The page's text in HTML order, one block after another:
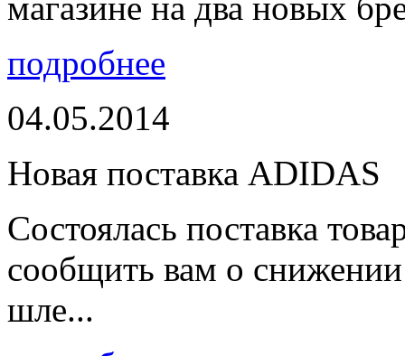
подробнее
04.05.2014
Новая поставка ADIDAS
Состоялась поставка
сообщить вам о
шле...